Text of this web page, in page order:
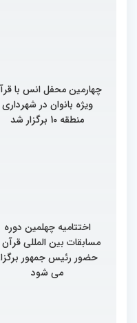
اختتامیه چهلمین دوره